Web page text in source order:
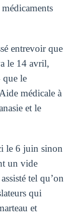
entrevoir que
le 14 avril,
le
médicale à
et le
le 6 juin sinon
un vide
tel qu’on
qui
et